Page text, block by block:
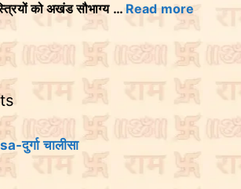
को अखंड सौभाग्य … Read more
दुर्गा चालीसा